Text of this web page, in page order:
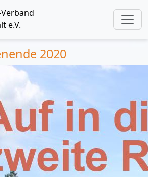
e.V.
2020